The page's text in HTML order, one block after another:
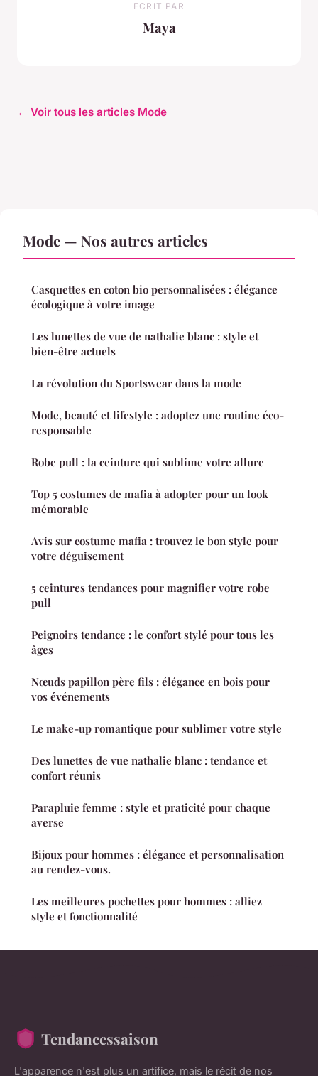
ECRIT PAR
Maya
← Voir tous les articles Mode
Mode — Nos autres articles
Casquettes en coton bio personnalisées : élégance
écologique à votre image
Les lunettes de vue de nathalie blanc : style et
bien-être actuels
La révolution du Sportswear dans la mode
Mode, beauté et lifestyle : adoptez une routine éco-
responsable
Robe pull : la ceinture qui sublime votre allure
Top 5 costumes de mafia à adopter pour un look
mémorable
Avis sur costume mafia : trouvez le bon style pour
votre déguisement
5 ceintures tendances pour magnifier votre robe
pull
Peignoirs tendance : le confort stylé pour tous les
âges
Nœuds papillon père fils : élégance en bois pour
vos événements
Le make-up romantique pour sublimer votre style
Des lunettes de vue nathalie blanc : tendance et
confort réunis
Parapluie femme : style et praticité pour chaque
averse
Bijoux pour hommes : élégance et personnalisation
au rendez-vous.
Les meilleures pochettes pour hommes : alliez
style et fonctionnalité
Tendancessaison
L'apparence n'est plus un artifice, mais le récit de nos